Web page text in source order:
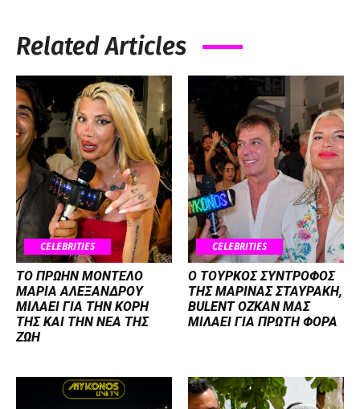
Related Articles
CELEBRITIES
ΤΟ ΠΡΩΗΝ ΜΟΝΤΕΛΟ
ΜΑΡΙΑ ΑΛΕΞΑΝΔΡΟΥ
ΜΙΛΑΕΙ ΓΙΑ ΤΗΝ ΚΟΡΗ
ΤΗΣ ΚΑΙ ΤΗΝ ΝΕΑ ΤΗΣ
ΖΩΗ
CELEBRITIES
Ο ΤΟΥΡΚΟΣ ΣΥΝΤΡΟΦΟΣ
ΤΗΣ ΜΑΡΙΝΑΣ ΣΤΑΥΡΑΚΗ,
BULENT OZKAN ΜΑΣ
ΜΙΛΑΕΙ ΓΙΑ ΠΡΩΤΗ ΦΟΡΑ